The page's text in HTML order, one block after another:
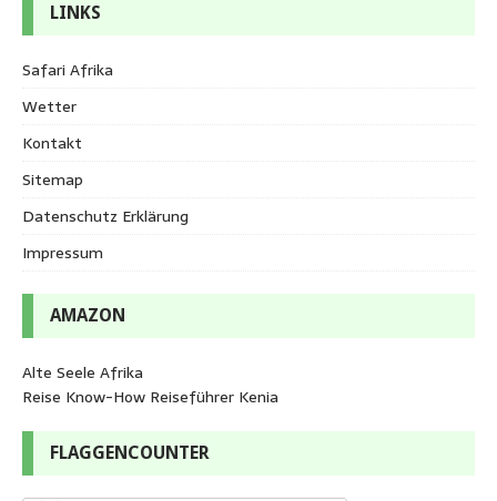
LINKS
Safari Afrika
Wetter
Kontakt
Sitemap
Datenschutz Erklärung
Impressum
AMAZON
Alte Seele Afrika
Reise Know-How Reiseführer Kenia
FLAGGENCOUNTER